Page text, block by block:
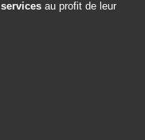
services au profit de leur